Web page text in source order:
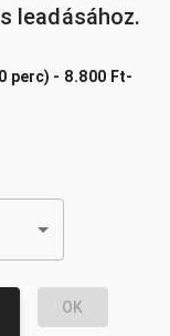
leadásához.
perc) - 8.800 Ft-
OK